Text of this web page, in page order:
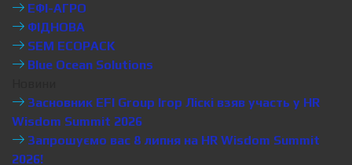
ЕФІ-АГРО
ФІДНОВА
SEM ECOPACK
Blue Ocean Solutions
Засновник EFI Group Ігор Ліскі взяв участь у HR
Wisdom Summit 2026
Запрошуємо вас 8 липня на HR Wisdom Summit
2026!